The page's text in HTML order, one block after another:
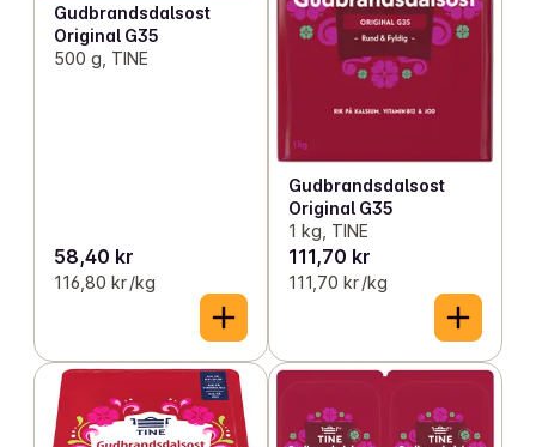
Gudbrandsdalsost
Original G35
500 g, TINE
58,40 kr
116,80 kr /kg
Gudbrandsdalsost
Original G35
1 kg, TINE
111,70 kr
111,70 kr /kg